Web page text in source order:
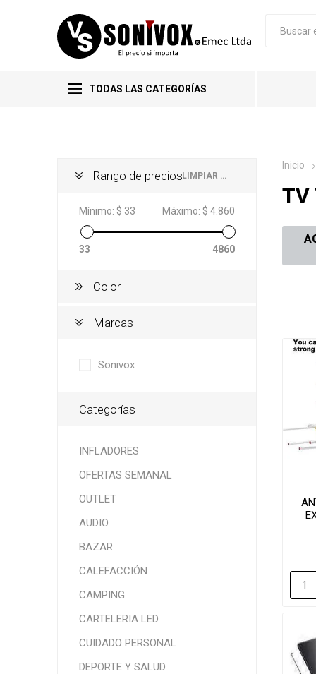
TODAS LAS CATEGORÍAS
Inicio
TV
LIMPIAR TODO
Rango de precios
Mínimo: $ 33 Máximo: $ 4.860
33 4860
Color
Marcas
Sonivox
Categorías
INFLADORES
OFERTAS SEMANAL
OUTLET
AUDIO
BAZAR
CALEFACCIÓN
CAMPING
CARTELERIA LED
CUIDADO PERSONAL
DEPORTE Y SALUD